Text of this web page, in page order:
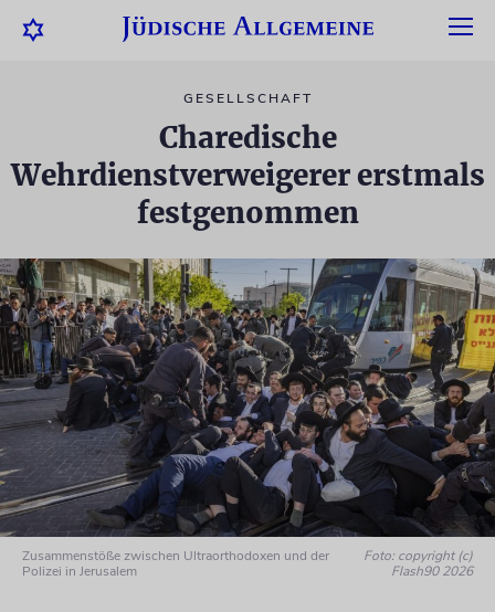
GESELLSCHAFT
Charedische
Wehrdienstverweigerer erstmals
festgenommen
Zusammenstöße zwischen Ultraorthodoxen und der
Polizei in Jerusalem
Foto: copyright (c)
Flash90 2026